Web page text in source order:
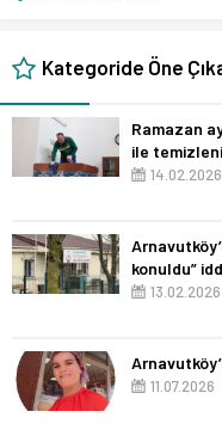
Kategoride Öne
Ramazan
ile
14.02.2026
konuldu”
13.02.2026
11.07.2026